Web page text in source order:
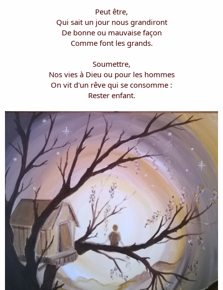
Peut être,
Qui sait un jour nous grandiront
De bonne ou mauvaise façon
Comme font les grands.
Soumettre,
Nos vies à Dieu ou pour les hommes
On vit d'un rêve qui se consomme :
Rester enfant.